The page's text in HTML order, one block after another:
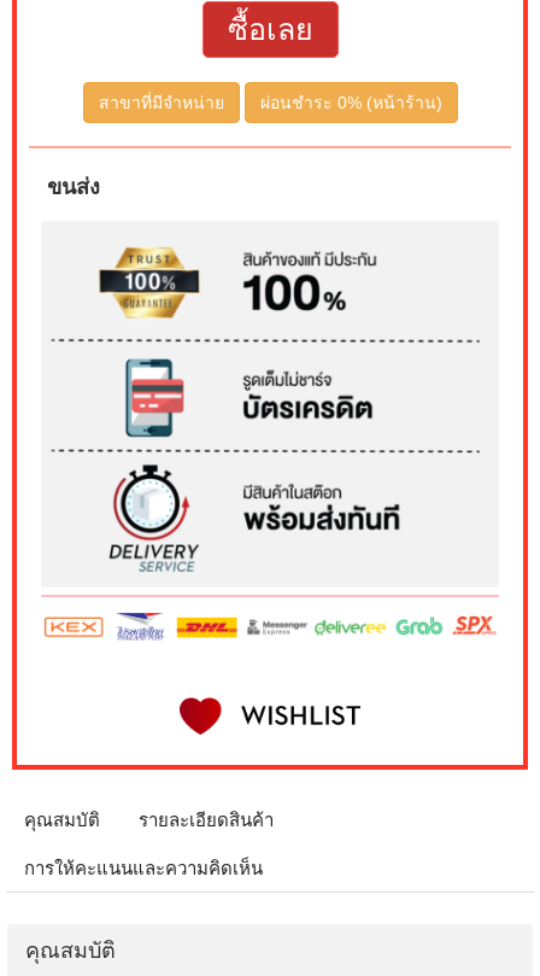
ซื้อเลย
สาขาที่มีจำหน่าย ผ่อนชำระ 0% (หน้าร้าน)
ขนส่ง
คุณสมบัติ รายละเอียดสินค้า
การให้คะแนนและความคิดเห็น
คุณสมบัติ